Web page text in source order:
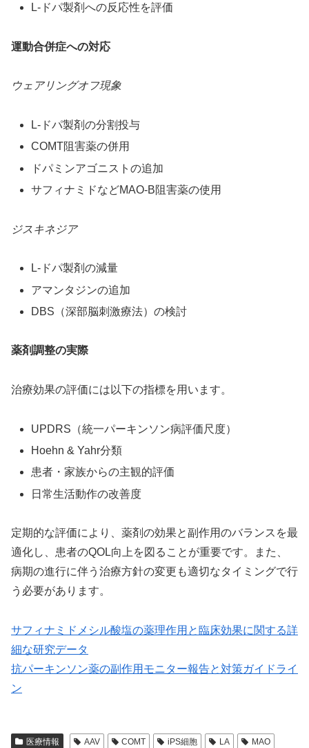
L-ドパ製剤への反応性を評価
運動合併症への対応
ウェアリングオフ現象
L-ドパ製剤の分割投与
COMT阻害薬の併用
ドパミンアゴニストの追加
サフィナミドなどMAO-B阻害薬の使用
ジスキネジア
L-ドパ製剤の減量
アマンタジンの追加
DBS（深部脳刺激療法）の検討
薬剤調整の実際
治療効果の評価には以下の指標を用います。
UPDRS（統一パーキンソン病評価尺度）
Hoehn & Yahr分類
患者・家族からの主観的評価
日常生活動作の改善度
定期的な評価により、薬剤の効果と副作用のバランスを最
適化し、患者のQOL向上を図ることが重要です。また、
病期の進行に伴う治療方針の変更も適切なタイミングで行
う必要があります。
サフィナミドメシル酸塩の薬理作用と臨床効果に関する詳
細な研究データ
抗パーキンソン薬の副作用モニター報告と対策ガイドライ
ン
医療情報 AAV COMT iPS細胞 LA
MAO